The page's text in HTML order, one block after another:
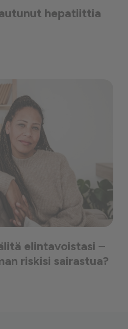
hepatiittia
elintavoistasi –
riskisi sairastua?